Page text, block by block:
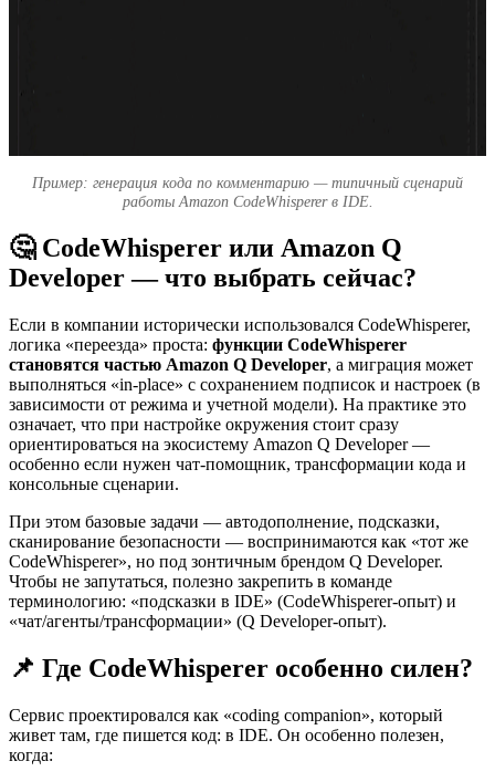
Пример: генерация кода по комментарию — типичный сценарий
работы Amazon CodeWhisperer в IDE.
🤔 CodeWhisperer или Amazon Q
Developer — что выбрать сейчас?
Если в компании исторически использовался CodeWhisperer,
логика «переезда» проста: функции CodeWhisperer
становятся частью Amazon Q Developer, а миграция может
выполняться «in-place» с сохранением подписок и настроек (в
зависимости от режима и учетной модели). На практике это
означает, что при настройке окружения стоит сразу
ориентироваться на экосистему Amazon Q Developer —
особенно если нужен чат-помощник, трансформации кода и
консольные сценарии.
При этом базовые задачи — автодополнение, подсказки,
сканирование безопасности — воспринимаются как «тот же
CodeWhisperer», но под зонтичным брендом Q Developer.
Чтобы не запутаться, полезно закрепить в команде
терминологию: «подсказки в IDE» (CodeWhisperer-опыт) и
«чат/агенты/трансформации» (Q Developer-опыт).
📌 Где CodeWhisperer особенно силен?
Сервис проектировался как «coding companion», который
живет там, где пишется код: в IDE. Он особенно полезен,
когда: